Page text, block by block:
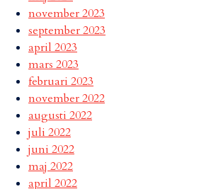
november 2023
september 2023
april 2023
mars 2023
februari 2023
november 2022
augusti 2022
juli 2022
juni 2022
maj 2022
april 2022